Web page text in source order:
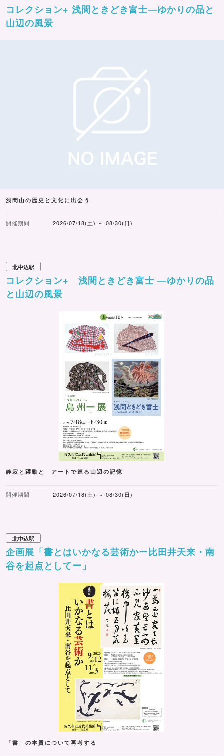
コレクション+ 浅間ときどき富士―ゆかりの品と
山辺の風景
浅間山の歴史と文化に出会う
開催期間 2026/07/18(土) ～ 08/30(日)
北中込駅
コレクション+ 浅間ときどき富士 ―ゆかりの品
と山辺の風景
静寂と躍動と アートで巡る山辺の記憶
開催期間 2026/07/18(土) ～ 08/30(日)
北中込駅
企画展「書とはいかなる芸術かー比田井天来・南
谷を起点としてー」
「書」の本質について再考する